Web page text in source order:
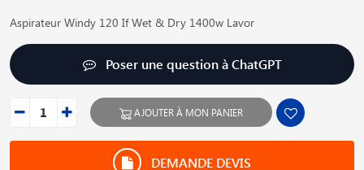
Aspirateur Windy 120 If Wet & Dry 1400w Lavor
Poser une question à ChatGPT
AJOUTER À MON PANIER
DEMANDE DEVIS